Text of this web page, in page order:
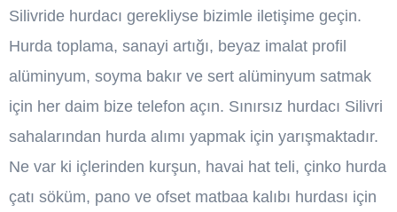
Silivride hurdacı gerekliyse bizimle iletişime geçin.
Hurda toplama, sanayi artığı, beyaz imalat profil
alüminyum, soyma bakır ve sert alüminyum satmak
için her daim bize telefon açın. Sınırsız hurdacı Silivri
sahalarından hurda alımı yapmak için yarışmaktadır.
Ne var ki içlerinden kurşun, havai hat teli, çinko hurda
çatı söküm, pano ve ofset matbaa kalıbı hurdası için